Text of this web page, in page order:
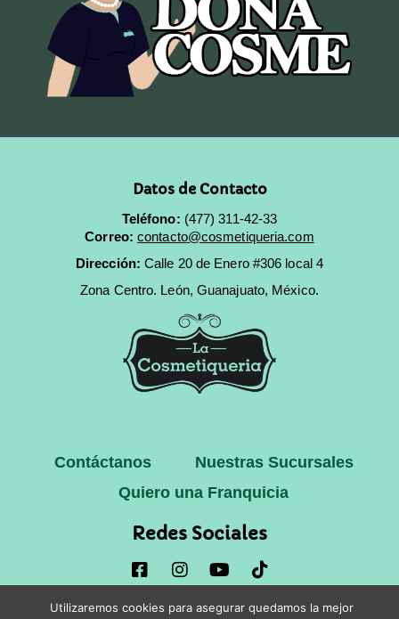
Datos de Contacto
Teléfono: (477) 311-42-33
Correo: contacto@cosmetiqueria.com
Dirección:Calle 20 de Enero #306 local 4
Zona Centro. León, Guanajuato, México.
Contáctanos
Nuestras Sucursales
Quiero una Franquicia
Redes Sociales
Copyright © 2025 La Cosmetiqueria
Utilizaremos cookies para asegurar quedamos la mejor